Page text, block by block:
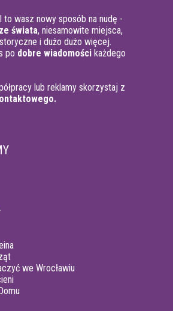
to wasz nowy sposób na nudę -
świata, niesamowite miejsca,
i dużo dużo więcej.
po dobre wiadomości każdego
lub reklamy skorzystaj z
we Wrocławiu